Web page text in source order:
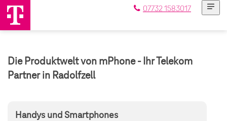
07732 1583017
Die Produktwelt von mPhone - Ihr Telekom
Partner in Radolfzell
Handys und Smartphones